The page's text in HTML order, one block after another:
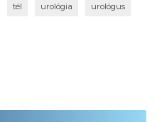
tél urológia urológus